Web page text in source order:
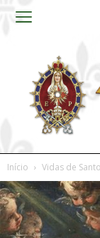
Início Vidas de